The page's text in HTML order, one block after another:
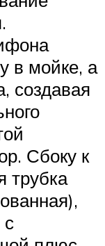
в мойке, а
создавая
Сбоку к
трубка
с